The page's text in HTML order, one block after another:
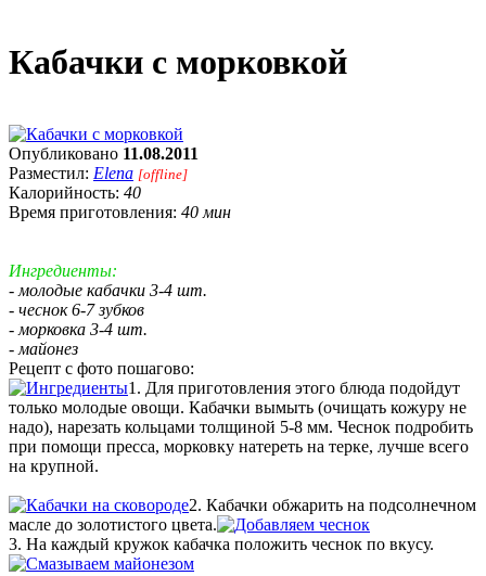
Кабачки с морковкой
Опубликовано 11.08.2011
Разместил: Elena [offline]
Калорийность: 40
Время приготовления: 40 мин
Ингредиенты:
- молодые кабачки 3-4 шт.
- чеснок 6-7 зубков
- морковка 3-4 шт.
- майонез
Рецепт с фото пошагово:
1. Для приготовления этого блюда подойдут
только молодые овощи. Кабачки вымыть (очищать кожуру не
надо), нарезать кольцами толщиной 5-8 мм. Чеснок подробить
при помощи пресса, морковку натереть на терке, лучше всего
на крупной.
2. Кабачки обжарить на подсолнечном
масле до золотистого цвета.
3. На каждый кружок кабачка положить чеснок по вкусу.